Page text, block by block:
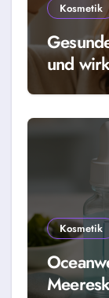
Kosmetik
und
Kosmetik